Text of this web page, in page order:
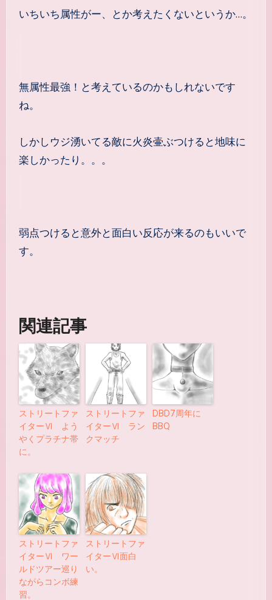
いちいち属性がー、とか考えたくないというか…。
無属性最強！と考えているのかもしれないです
ね。
しかしウジ湧いてる敵に火炎壷ぶつけると地味に
楽しかったり。。。
弱点つけると意外と面白い反応が来るのもいいで
す。
関連記事
ストリートファ
イターⅥ よう
やくプラチナ帯
に。
ストリートファ
イターⅥ ラン
クマッチ
DBD7周年に
BBQ
ストリートファ
イターⅥ ワー
ルドツアー巡り
ながらコンボ練
習。
ストリートファ
イターⅥ面白
い。